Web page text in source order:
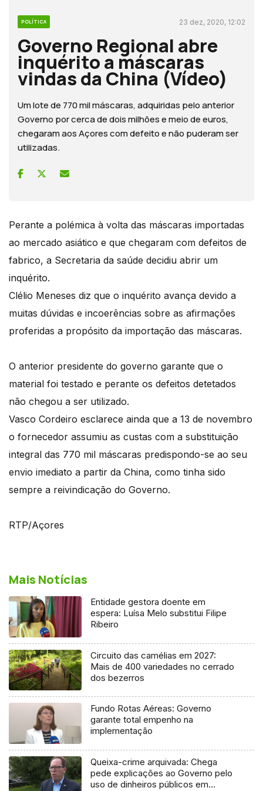
POLÍTICA 23 dez, 2020, 12:02
Governo Regional abre
inquérito a máscaras
vindas da China (Vídeo)
Um lote de 770 mil máscaras, adquiridas pelo anterior
Governo por cerca de dois milhões e meio de euros,
chegaram aos Açores com defeito e não puderam ser
utilizadas.
Perante a polémica à volta das máscaras importadas
ao mercado asiático e que chegaram com defeitos de
fabrico, a Secretaria da saúde decidiu abrir um
inquérito.
Clélio Meneses diz que o inquérito avança devido a
muitas dúvidas e incoerências sobre as afirmações
proferidas a propósito da importação das máscaras.
O anterior presidente do governo garante que o
material foi testado e perante os defeitos detetados
não chegou a ser utilizado.
Vasco Cordeiro esclarece ainda que a 13 de novembro
o fornecedor assumiu as custas com a substituição
integral das 770 mil máscaras predispondo-se ao seu
envio imediato a partir da China, como tinha sido
sempre a reivindicação do Governo.
RTP/Açores
Mais Notícias
Entidade gestora doente em
espera: Luísa Melo substitui Filipe
Ribeiro
Circuito das camélias em 2027:
Mais de 400 variedades no cerrado
dos bezerros
Fundo Rotas Aéreas: Governo
garante total empenho na
implementação
Queixa-crime arquivada: Chega
pede explicações ao Governo pelo
uso de dinheiros públicos em